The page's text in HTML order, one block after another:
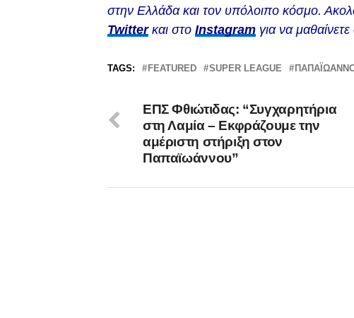
στην Ελλάδα και τον υπόλοιπο κόσμο.
Twitterκαι στο Instagram για να
TAGS: FEATURED SUPER LEAGUE
ΕΠΣ Φθιώτιδας: “Συγχαρητήρια
στη Λαμία – Εκφράζουμε την
αμέριστη στήριξη στον
Παπαϊωάννου”